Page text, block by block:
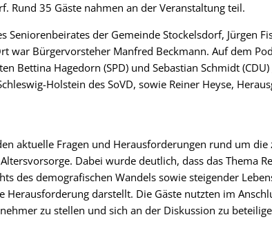
Rund 35 Gäste nahmen an der Veranstaltung teil.
Seniorenbeirates der Gemeinde Stockelsdorf, Jürgen
war Bürgervorsteher Manfred Beckmann. Auf dem
Bettina Hagedorn (SPD) und Sebastian Schmidt
Holstein des SoVD, sowie Reiner Heyse,
aktuelle Fragen und Herausforderungen rund um die
Dabei wurde deutlich, dass das Thema
des demografischen Wandels sowie steigender
Herausforderung darstellt. Die Gäste nutzten im
zu stellen und sich an der Diskussion zu